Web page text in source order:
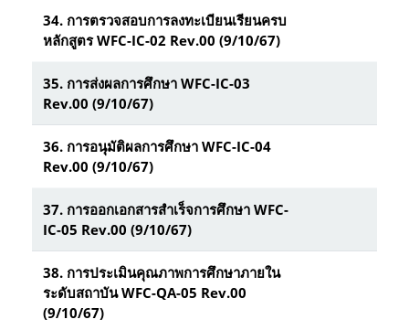
34. การตรวจสอบการลงทะเบียนเรียนครบ
หลักสูตร WFC-IC-02 Rev.00 (9/10/67)
35. การส่งผลการศึกษา WFC-IC-03
Rev.00 (9/10/67)
36. การอนุมัติผลการศึกษา WFC-IC-04
Rev.00 (9/10/67)
37. การออกเอกสารสำเร็จการศึกษา WFC-
IC-05 Rev.00 (9/10/67)
38. การประเมินคุณภาพการศึกษาภายใน
ระดับสถาบัน WFC-QA-05 Rev.00
(9/10/67)